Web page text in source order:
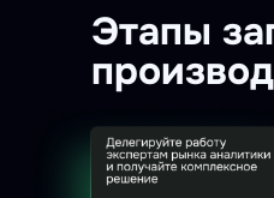
Этапы